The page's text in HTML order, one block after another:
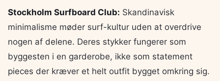
Stockholm Surfboard Club: Skandinavisk
minimalisme møder surf-kultur uden at overdrive
nogen af delene. Deres stykker fungerer som
byggesten i en garderobe, ikke som statement
pieces der kræver et helt outfit bygget omkring sig.